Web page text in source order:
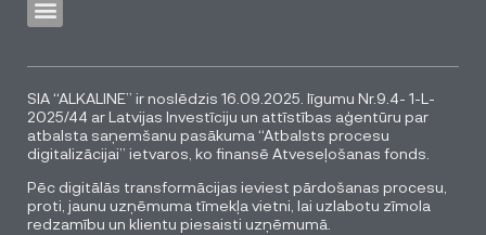
SIA “ALKALINE” ir noslēdzis 16.09.2025. līgumu Nr.9.4- 1-L-
2025/44 ar Latvijas Investīciju un attīstības aģentūru par
atbalsta saņemšanu pasākuma “Atbalsts procesu
digitalizācijai” ietvaros, ko finansē Atveseļošanas fonds.
Pēc digitālās transformācijas ieviest pārdošanas procesu,
proti, jaunu uzņēmuma tīmekļa vietni, lai uzlabotu zīmola
redzamību un klientu piesaisti uzņēmumā.